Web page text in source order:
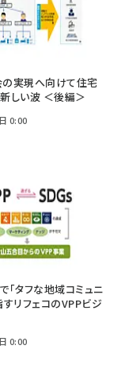
実現へ向けて住宅
しい波 ＜後編＞
0:00
「タフな地域コミュニ
すリフェコのVPPビジ
0:00